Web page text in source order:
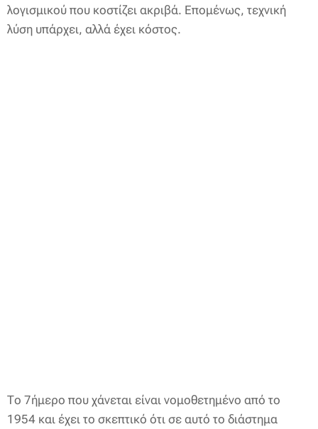
λογισμικού που κοστίζει ακριβά. Επομένως, τεχνική
λύση υπάρχει, αλλά έχει κόστος.
Το 7ήμερο που χάνεται είναι νομοθετημένο από το
1954 και έχει το σκεπτικό ότι σε αυτό το διάστημα